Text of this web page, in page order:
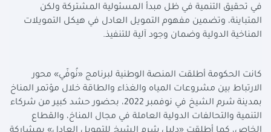
في تحقيق التنمية في ظل مبدأ المسئولية المشتركة ولكن
المتباينة، وتضمين مفهوم التمويل العادل في هيكل التمويلات
المناخية الدولية وضمان وجود آلية للتنفيذ.
كانت الحكومة أطلقت المنصة الوطنية لبرنامج «نُوفّي» محور
الارتباط بين مشروعات المياه والغذاء والطاقة خلال مؤتمر المناخ
بمدينة شرم الشيخ في نوفمبر 2022، بحضور حشد كبير من شركاء
التنمية والتحالفات الدولية العاملة في مجال المناخ، والقطاع